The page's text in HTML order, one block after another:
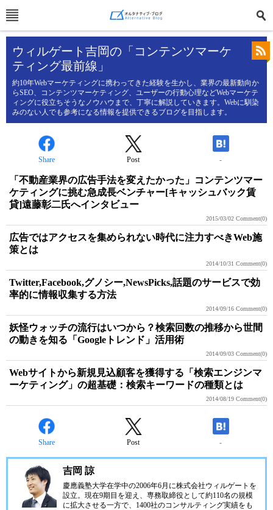
ウィルゲート吉岡の「コンテンツマーケ
ティング最前線」
約10年Webマーケティングに携わってきた経験を生かし、業界の最新動向か
らSEO、コンテンツマーケティング、ユーザーの行動心理などWebマーケテ
ィングに役立ちそうなノウハウまで、丁寧に解説していきます。Webに馴染
みのない人でも参考になる情報を提供できるブログを目指します。
Share Post -
「不動産業界の広告手法を変えたかった」コンテンツマー
ケティングに挑む急成長ベンチャー[キャッシュバック賃
貸]遠藤彰二氏へインタビュー
2015/03/02 Comment(0)
広告ではアクセスを集められない時代に注力すべきWeb施
策とは
2014/10/31 Comment(0)
Twitter,Facebook,グノシー,NewsPicks,話題のサービスで効
率的に情報収集する方法
2014/09/16 Comment(0)
妖怪ウォッチの流行はいつから？検索回数の推移から世間
の動きを知る「Googleトレンド」活用術
2014/09/03 Comment(0)
Webサイトから新規見込顧客を獲得する「検索エンジンマ
ーケティング」の超基礎：検索キーワードの種類とは
2014/08/19 Comment(0)
Share Post -
吉岡 諒
慶應義塾大学在学中の2006年6月に株式会社ウィルゲートを
設立。現在9期目を迎え、専務取締役として約110名の規模
に拡大させる一方で、1400社のコンサルティング実績をも